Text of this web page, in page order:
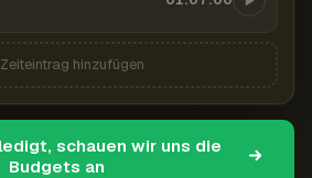
Zeiteintrag hinzufügen
schauen wir uns die
Budgets an